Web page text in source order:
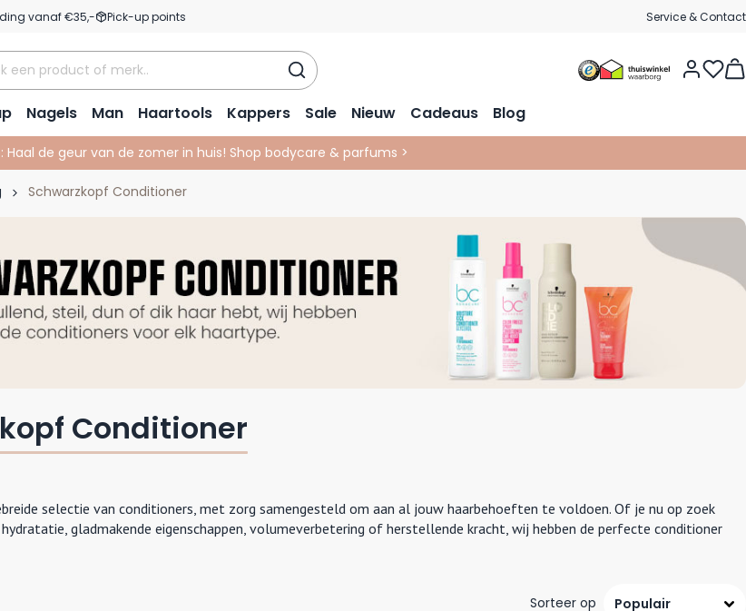
vanaf €35,- Pick-up points Service & Contact
Nagels Man Haartools Kappers Sale Nieuw Cadeaus Blog
: Haal de geur van de zomer in huis! Shop bodycare & parfums >
Schwarzkopf Conditioner
Conditioner
selectie van conditioners, met zorg samengesteld om aan al jouw haarbehoeften te voldoen. Of je nu op zoek
gladmakende eigenschappen, volumeverbetering of herstellende kracht, wij hebben de perfecte conditioner
Sorteer op